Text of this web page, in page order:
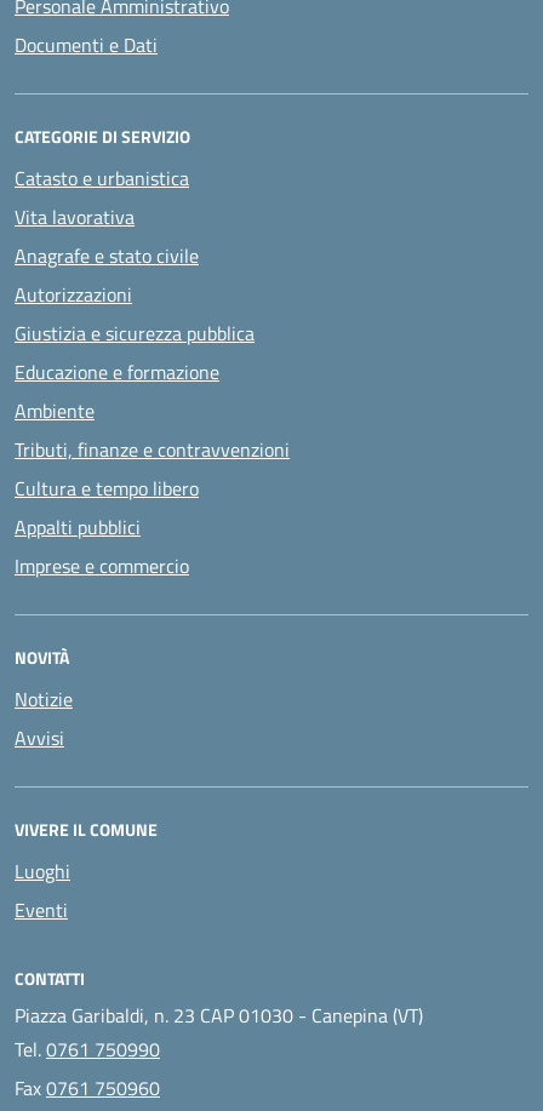
Personale Amministrativo
Documenti e Dati
CATEGORIE DI SERVIZIO
Catasto e urbanistica
Vita lavorativa
Anagrafe e stato civile
Autorizzazioni
Giustizia e sicurezza pubblica
Educazione e formazione
Ambiente
Tributi, finanze e contravvenzioni
Cultura e tempo libero
Appalti pubblici
Imprese e commercio
NOVITÀ
Notizie
Avvisi
VIVERE IL COMUNE
Luoghi
Eventi
CONTATTI
Piazza Garibaldi, n. 23 CAP 01030 - Canepina (VT)
Tel.0761 750990
Fax0761 750960